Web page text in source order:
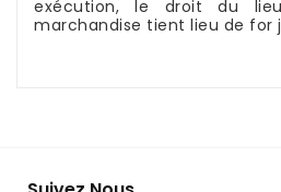
exécution, le droit du
marchandise tient lieu de for